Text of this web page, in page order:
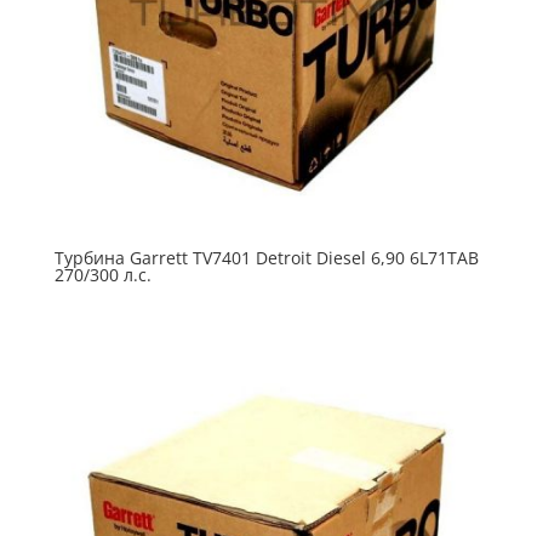
Турбина Garrett TV7401 Detroit Diesel 6,90 6L71TAB
270/300 л.с.